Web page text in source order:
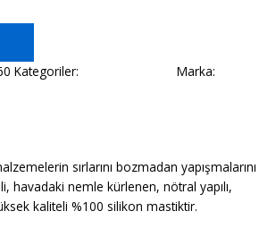
Kategoriler: Marka:
sırlarını bozmadan yapışmalarını
havadaki nemle kürlenen, nötral yapılı,
kaliteli %100 silikon mastiktir.